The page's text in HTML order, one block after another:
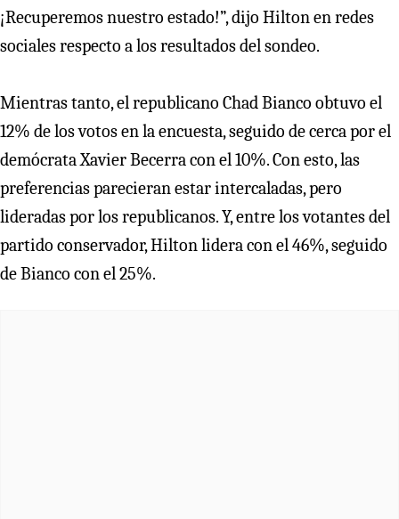
¡Recuperemos nuestro estado!”, dijo Hilton en redes
sociales respecto a los resultados del sondeo.
Mientras tanto, el republicano Chad Bianco obtuvo el
12% de los votos en la encuesta, seguido de cerca por el
demócrata Xavier Becerra con el 10%. Con esto, las
preferencias parecieran estar intercaladas, pero
lideradas por los republicanos. Y, entre los votantes del
partido conservador, Hilton lidera con el 46%, seguido
de Bianco con el 25%.